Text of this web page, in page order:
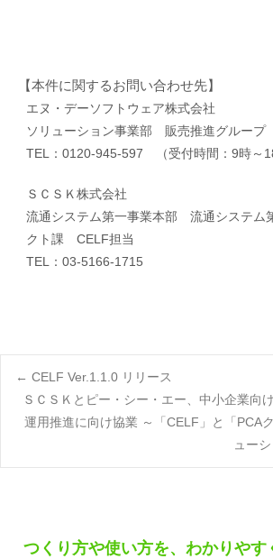
【本件に関するお問い合わせ先】
エヌ・デーソフトウェア株式会社
ソリューション事業部 販売推進グループ
TEL：0120-945-597 （受付時間：9時～
ＳＣＳＫ株式会社
流通システム第一事業本部 流通システ
クト課 CELF担当
TEL：03-5166-1715
Post
← CELF Ver.1.1.0 リリース
ＳＣＳＫとピー・シー・エー、中小企業向
運用推進に向け協業 ～「CELF」と「PCA
ュー
つくり方や使い方を、わかりやす